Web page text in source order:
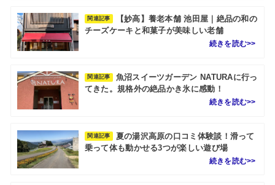
関連記事
【妙高】養老本舗 池田屋｜絶品の和の
チーズケーキと和菓子が美味しい老舗
関連記事
魚沼スイーツガーデン NATURAに行っ
てきた。規格外の絶品かき氷に感動！
関連記事
夏の湯沢高原の口コミ体験談！滑って
乗って体も動かせる3つが楽しい遊び場